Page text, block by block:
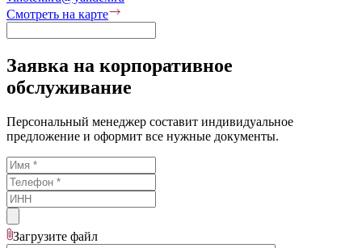
Смотреть на карте
Заявка на корпоративное
обслуживание
Персональный менеджер составит индивидуальное
предложение и оформит все нужные документы.
Загрузите файл